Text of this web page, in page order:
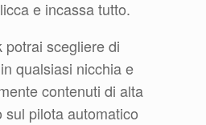
e incassa tutto.
potrai scegliere di
qualsiasi nicchia e
contenuti di alta
pilota automatico